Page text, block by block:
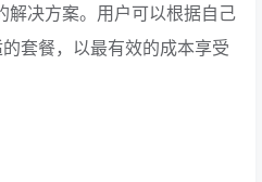
决方案。用户可以根据自己
套餐，以最有效的成本享受